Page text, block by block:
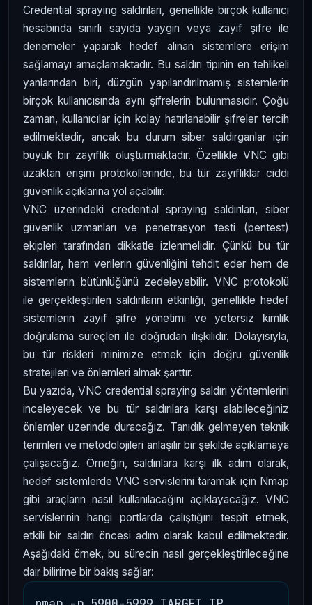
Credential spraying saldırıları, genellikle birçok kullanıcı
hesabında sınırlı sayıda yaygın veya zayıf şifre ile
denemeler yaparak hedef alınan sistemlere erişim
sağlamayı amaçlamaktadır. Bu saldırı tipinin en tehlikeli
yanlarından biri, düzgün yapılandırılmamış sistemlerin
birçok kullanıcısında aynı şifrelerin bulunmasıdır. Çoğu
zaman, kullanıcılar için kolay hatırlanabilir şifreler tercih
edilmektedir, ancak bu durum siber saldırganlar için
büyük bir zayıflık oluşturmaktadır. Özellikle VNC gibi
uzaktan erişim protokollerinde, bu tür zayıflıklar ciddi
güvenlik açıklarına yol açabilir.
VNC üzerindeki credential spraying saldırıları, siber
güvenlik uzmanları ve penetrasyon testi (pentest)
ekipleri tarafından dikkatle izlenmelidir. Çünkü bu tür
saldırılar, hem verilerin güvenliğini tehdit eder hem de
sistemlerin bütünlüğünü zedeleyebilir. VNC protokolü
ile gerçekleştirilen saldırıların etkinliği, genellikle hedef
sistemlerin zayıf şifre yönetimi ve yetersiz kimlik
doğrulama süreçleri ile doğrudan ilişkilidir. Dolayısıyla,
bu tür riskleri minimize etmek için doğru güvenlik
stratejileri ve önlemleri almak şarttır.
Bu yazıda, VNC credential spraying saldırı yöntemlerini
inceleyecek ve bu tür saldırılara karşı alabileceğiniz
önlemler üzerinde duracağız. Tanıdık gelmeyen teknik
terimleri ve metodolojileri anlaşılır bir şekilde açıklamaya
çalışacağız. Örneğin, saldırılara karşı ilk adım olarak,
hedef sistemlerde VNC servislerini taramak için Nmap
gibi araçların nasıl kullanılacağını açıklayacağız. VNC
servislerinin hangi portlarda çalıştığını tespit etmek,
etkili bir saldırı öncesi adım olarak kabul edilmektedir.
Aşağıdaki örnek, bu sürecin nasıl gerçekleştirileceğine
dair bilirime bir bakış sağlar: